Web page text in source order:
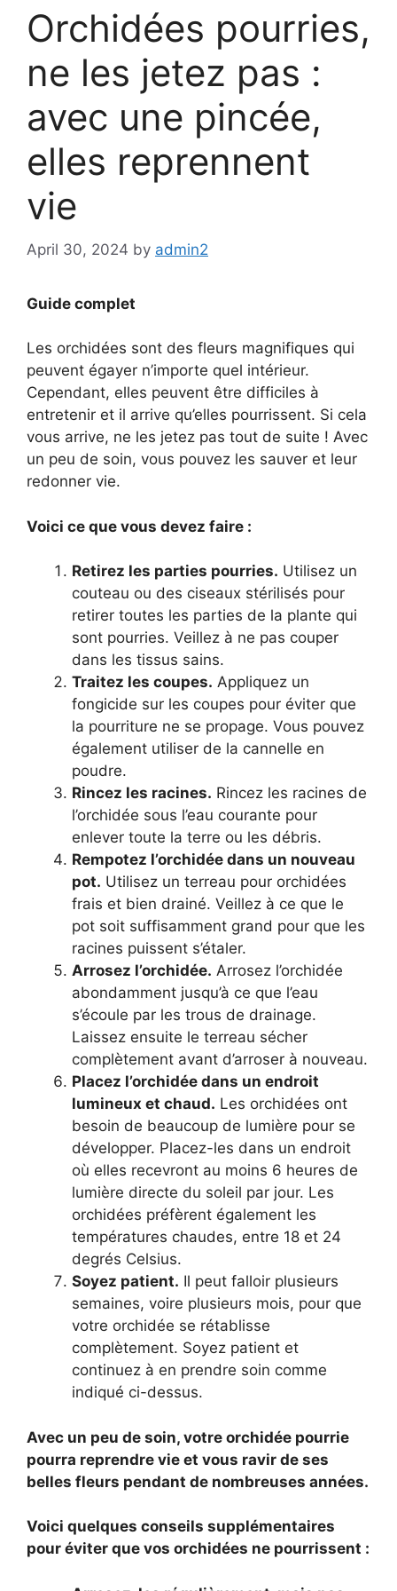
Orchidées pourries,
ne les jetez pas :
avec une pincée,
elles reprennent
vie
April 30, 2024 by admin2
Guide complet
Les orchidées sont des fleurs magnifiques qui
peuvent égayer n’importe quel intérieur.
Cependant, elles peuvent être difficiles à
entretenir et il arrive qu’elles pourrissent. Si cela
vous arrive, ne les jetez pas tout de suite ! Avec
un peu de soin, vous pouvez les sauver et leur
redonner vie.
Voici ce que vous devez faire :
Retirez les parties pourries. Utilisez un
couteau ou des ciseaux stérilisés pour
retirer toutes les parties de la plante qui
sont pourries. Veillez à ne pas couper
dans les tissus sains.
Traitez les coupes. Appliquez un
fongicide sur les coupes pour éviter que
la pourriture ne se propage. Vous pouvez
également utiliser de la cannelle en
poudre.
Rincez les racines. Rincez les racines de
l’orchidée sous l’eau courante pour
enlever toute la terre ou les débris.
Rempotez l’orchidée dans un nouveau
pot. Utilisez un terreau pour orchidées
frais et bien drainé. Veillez à ce que le
pot soit suffisamment grand pour que les
racines puissent s’étaler.
Arrosez l’orchidée. Arrosez l’orchidée
abondamment jusqu’à ce que l’eau
s’écoule par les trous de drainage.
Laissez ensuite le terreau sécher
complètement avant d’arroser à nouveau.
Placez l’orchidée dans un endroit
lumineux et chaud. Les orchidées ont
besoin de beaucoup de lumière pour se
développer. Placez-les dans un endroit
où elles recevront au moins 6 heures de
lumière directe du soleil par jour. Les
orchidées préfèrent également les
températures chaudes, entre 18 et 24
degrés Celsius.
Soyez patient. Il peut falloir plusieurs
semaines, voire plusieurs mois, pour que
votre orchidée se rétablisse
complètement. Soyez patient et
continuez à en prendre soin comme
indiqué ci-dessus.
Avec un peu de soin, votre orchidée pourrie
pourra reprendre vie et vous ravir de ses
belles fleurs pendant de nombreuses années.
Voici quelques conseils supplémentaires
pour éviter que vos orchidées ne pourrissent :